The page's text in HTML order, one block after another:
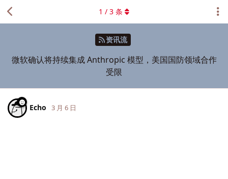
资讯流
微软确认将持续集成 Anthropic 模型，美国国防领域合作
受限
1 / 3 条
Echo 3 月 6 日